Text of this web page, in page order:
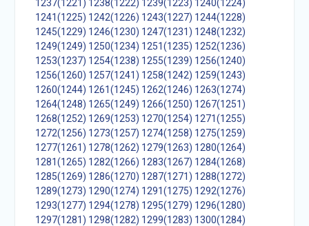
1237(1221) 1238(1222) 1239(1223) 1240(1224)
1241(1225) 1242(1226) 1243(1227) 1244(1228)
1245(1229) 1246(1230) 1247(1231) 1248(1232)
1249(1249) 1250(1234) 1251(1235) 1252(1236)
1253(1237) 1254(1238) 1255(1239) 1256(1240)
1256(1260) 1257(1241) 1258(1242) 1259(1243)
1260(1244) 1261(1245) 1262(1246) 1263(1274)
1264(1248) 1265(1249) 1266(1250) 1267(1251)
1268(1252) 1269(1253) 1270(1254) 1271(1255)
1272(1256) 1273(1257) 1274(1258) 1275(1259)
1277(1261) 1278(1262) 1279(1263) 1280(1264)
1281(1265) 1282(1266) 1283(1267) 1284(1268)
1285(1269) 1286(1270) 1287(1271) 1288(1272)
1289(1273) 1290(1274) 1291(1275) 1292(1276)
1293(1277) 1294(1278) 1295(1279) 1296(1280)
1297(1281) 1298(1282) 1299(1283) 1300(1284)